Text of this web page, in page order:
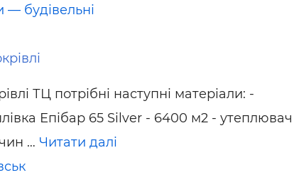
— будівельні
ТЦ потрібні наступні матеріали: -
Епібар 65 Silver - 6400 м2 -
… Читати далі